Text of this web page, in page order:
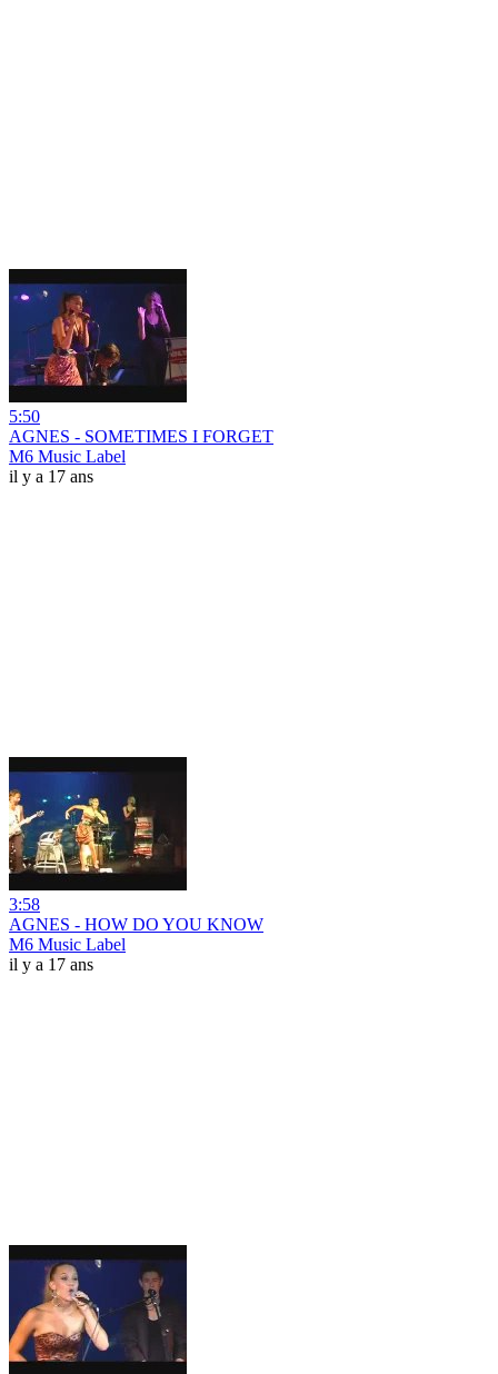
5:50
AGNES - SOMETIMES I FORGET
M6 Music Label
il y a 17 ans
3:58
AGNES - HOW DO YOU KNOW
M6 Music Label
il y a 17 ans